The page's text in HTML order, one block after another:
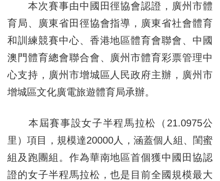
本次賽事由中國田徑協會認證，廣州市體
育局、廣東省田徑協會指導，廣東省社會體育
和訓練競賽中心、香港地區體育會聯會、中國
澳門體育總會聯合會、廣州市體育彩票管理中
心支持，廣州市增城區人民政府主辦，廣州市
增城區文化廣電旅遊體育局承辦。
本屆賽事設女子半程馬拉松（21.0975公
里）項目，規模達20000人，涵蓋個人組、閨蜜
組及跑團組。作為華南地區首個獲中國田協認
證的女子半程馬拉松，也是目前全國規模最大